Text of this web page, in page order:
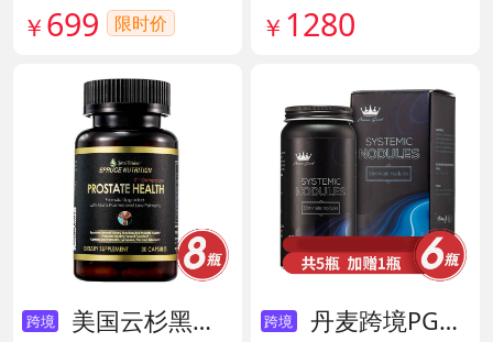
￥ 699 限时价
￥ 1280
跨境
美国云杉黑金前列腺素胶囊 货号136211
跨境
丹麦跨境PG结节消复合片 货号138605